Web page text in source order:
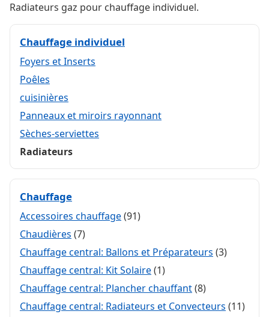
Radiateurs gaz pour chauffage individuel.
Chauffage individuel
Foyers et Inserts
Poêles
cuisinières
Panneaux et miroirs rayonnant
Sèches-serviettes
Radiateurs
Chauffage
Accessoires chauffage(91)
Chaudières (7)
Chauffage central: Ballons et Préparateurs (3)
Chauffage central: Kit Solaire(1)
Chauffage central: Plancher chauffant(8)
Chauffage central: Radiateurs et Convecteurs (11)